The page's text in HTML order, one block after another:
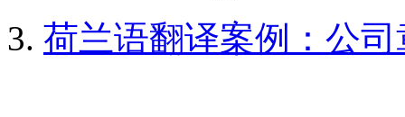
荷兰语翻译案例：公